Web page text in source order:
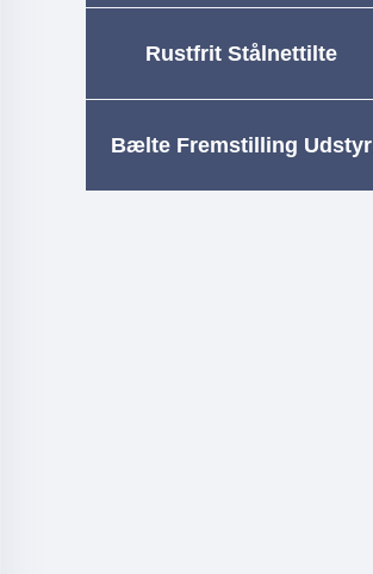
Rustfrit Stålnettilte
Bælte Fremstilling Udstyr